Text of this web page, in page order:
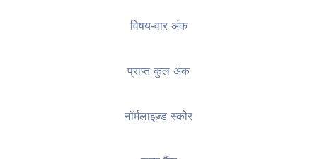
विषय-वार अंक
प्राप्त कुल अंक
नॉर्मलाइज़्ड स्कोर